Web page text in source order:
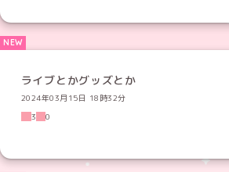
ライブとかグッズとか
2024年03月15日 18時32分
3
0